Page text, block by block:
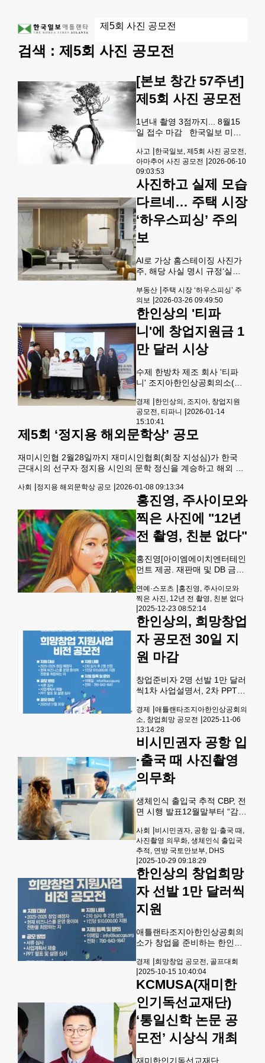
검색 : 제5회 사진 공모전
[본보 창간 57주년]
제5회 사진 공모전
1년내 촬영 3점까지... 8월15
일 접수 마감 한국일보 미주
전역 한인들을 대상으로 ‘제5
회 아마추어 사진 공모전’을 실
시합니다.미주 한국일보가 한
인 아마추어 사진 애호가들의
문화 활동을 격려하고 가족·친
지들과의 행복한 순간들을 공
유하기 위해 지난 2022년부터
실시해 온 연례 사진 공모전이
그동안 뜨거운 참가 열기 속에
그 열기를 이어가기 위해 다섯
번째 공모전을 실시합니다.가
서 포착된 장면들, 친구·지인
들과 나눈 아름다운
사고 |한국일보, 제5회 사진 공모전,
아마추어 사진 공모전 |2026-06-10
09:03:53
사진하고 실제 모습
다르네… 주택 시장
‘하우스피싱’ 주의
보
AI로 가상 홈스테이징 사진가
주, 해당 사실 명시 규정‘실제·
시장에서는 AI 기술을 활용한
‘하우스피싱’(Housefishing)이
문제로 떠오르고 있다. 하우스
피싱은 매물 사진을 조작해 결
함을 숨기는 방식으로 잠재 바
이어를 현혹하는 행위다. 하우
스피싱으로 조작된 사진을 보
고 바이어와 에이전트가 직접
매물을 보러 왔다가 사진과 다
른 매물 모습에 실망감과 배신
감을 느끼기 쉽다. 잘못된 정보
로 시간을 낭비했다고 판단되
면, 실제 매물 상태가 아무리
좋아도 신뢰가 깨져 거래가 성
사되기 힘들다. 부동산
부동산 |주택 시장 ‘하우스피싱’ 주
의보 |2026-03-26 09:49:50
한인상의 '티파
니'에 창업지원금 1
만 달러 시상
수제 한방차 제조 회사 '티파
니' 조지아한인상공회의소(회
스 한인상의 사무실에서 지난
해 처음 실시한 창업지원 공모
전 시상식을 갖고 ‘티파
니’(Teapany) 로빈 심, 제니 윤
금을 시상했다.지난해 12월 최
종 심사에 오른 5팀을 창업기
실시해 창의성, 성장 가능성,
사업전략, 시장 잠재력, 발표력
등을 투명하고 공정하게 심사
한 결과 최종 지원 대상으로 티
파니를 선정했다.심사위원으
로는 엄수나 전 회장, 이경철
전 미주 한상총연 총회장, 한오
동
경제 |한인상의, 조지아, 창업지원
공모전, 티파니 |2026-01-14
15:10:41
제5회 ‘정지용 해외문학상’ 공모
재미시인협 2월28일까지 재미시인협회(회장 지성심)가 한국
근대시의 선구자 정지용 시인의 문학 정신을 계승하고 해외 한
공모한다.재미시인협회는 이민자로서 모국어의 변방에서 시를
쓴다는 제약을 해소하고 본국 문단과의 거리를 좁히기 위한 취
지로 한국 현대시의 선구자라 평가받는 정지용 시인을 기리는
‘정지용 해외문학상’을 지난 2022년 제정해 올해 5회째를 맞이
한다.한국의 옥천문화원과 재미시인협회, 정지용 해외문학상
운영위원회가 공동으로 주관하는 이번 공모의 접수 기간은
사회 |정지용 해외문학상 공모 |2026-01-08 09:13:34
홍진영, 주사이모와
찍은 사진에 "12년
전 촬영, 친분 없다"
홍진영[아이엠에이치엔터테인
먼트 제공. 재판매 및 DB 금
서비스를 제공했다는 의혹을
받는 일명 '주사이모' 이모 씨
와 함께 찍은 사진이 한 유튜브
채널에 공개되자 "친분이 없
다"고 해명했다.소속사 아이엠
에이치엔터테인먼트는 23일 "
(전날 공개된) 해당 사진은 함
께 게재된 내용과 같이 홍진영
이 '사랑의 배터리' 이후 '부기
맨' 활동 당시 촬영한 것으로
파악하고 있다"며 "이를 햇수
로 따져보면 약 12년 전 한 병
원에서 촬영한 것으로 추측된
다"고 설명했다.이어 "사진을
확인한 홍진영은 촬영 시점
연예·스포츠 |홍진영, 주사이모와
찍은 사진, 12년 전 촬영, 친분 없다
|2025-12-23 08:52:14
한인상의, 희망창업
자 공모전 30일 지
원 마감
창업준비자 2명 선발 1만 달러
씩1차 사업설명서, 2차 PPT
공회의소(회장 한오동)는 창업
을 준비하는 한인사회 청년들
과 창업 준비자들을 돕는 ‘희망
창업 지원사업 비전 공모전'을
개최한다.2명을 선정해 각 1만
달러씩 지원하는 이 사업의 지
원 대상자는 2025-26년 창업
예정자, 혹은 현재 비즈니스를
운영중이며 전환을 희망하는
자이다.지원 심사는 1차 서류
심사 후, 2차 파워 포인트 심사
가 진행된다. 우선 공모 신청서
를 작성한 후 간단한 사업 설명
서를 제출하면 2차 심사 대상
이 될 수 있다. 2
경제 |애틀랜타조지아한인상공회의
소, 창업희망 공모전 |2025-11-06
13:14:28
비시민권자 공항 입
·출국 때 사진촬영
의무화
생체인식 출입국 추적 CBP, 전
면 시행 발표12월말부터 “감시
가 오는 12월26일부터 미국에
입국하거나 출국하는 모든 비
시민권자를 대상으로 얼굴 사
진 촬영을 의무화하는 새 규정
을 확정했다. 이번 조치는 연방
세관국경보호국(CBP)에 모든
비시민권자의 생체정보를 수
집·추적할 권한을 부여하는 것
으로, 오랜 기간 추진돼 온 생
체인식 출입국 관리 시스템의
전면 시행을 의미한다. 새 규정
에 따라 CBP는 공항, 항만, 육
상 국경 검문소 등 모든 출입국
지점에서 비시민권자를 대상
으로 얼굴 인식 촬영
사회 |비시민권자, 공항 입·출국 때,
사진촬영 의무화, 생체인식 출입국
추적, 연방 국토안보부, DHS
|2025-10-29 09:18:29
한인상의 창업희망
자 선발 1만 달러씩
지원
애틀랜타조지아한인상공회의
소가 창업을 준비하는 한인사
‘희망창업 지원사업’을 진행한
다. 2025-26년 창업 예정자 또
는 현재 비즈니스 전환 희망자
를 대상으로 사업계획서 제출
및 발표 심사를 거쳐 최종 2명
을 선정, 각 1만 달러의 지원금
을 지급한다. 공모 마감일은
11월 30일이며,
다. 사업 기금 마련을 위한 골
경제 |희망창업 공모전, 골프대회
|2025-10-15 10:40:04
KCMUSA(재미한
인기독선교재단)
‘통일신학 논문 공
모전’ 시상식 개최
재미한인기독선교재단